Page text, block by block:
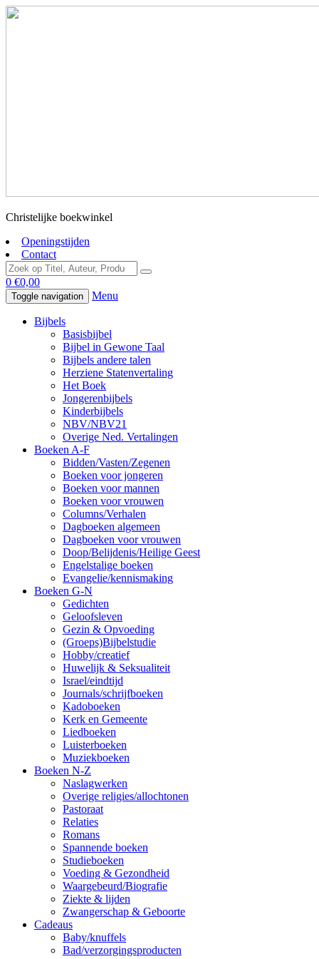
Christelijke boekwinkel
Openingstijden
Contact
0 €0,00
Toggle navigation Menu
Bijbels
Basisbijbel
Bijbel in Gewone Taal
Bijbels andere talen
Herziene Statenvertaling
Het Boek
Jongerenbijbels
Kinderbijbels
NBV/NBV21
Overige Ned. Vertalingen
Boeken A-F
Bidden/Vasten/Zegenen
Boeken voor jongeren
Boeken voor mannen
Boeken voor vrouwen
Columns/Verhalen
Dagboeken algemeen
Dagboeken voor vrouwen
Doop/Belijdenis/Heilige Geest
Engelstalige boeken
Evangelie/kennismaking
Boeken G-N
Gedichten
Geloofsleven
Gezin & Opvoeding
(Groeps)Bijbelstudie
Hobby/creatief
Huwelijk & Seksualiteit
Israel/eindtijd
Journals/schrijfboeken
Kadoboeken
Kerk en Gemeente
Liedboeken
Luisterboeken
Muziekboeken
Boeken N-Z
Naslagwerken
Overige religies/allochtonen
Pastoraat
Relaties
Romans
Spannende boeken
Studieboeken
Voeding & Gezondheid
Waargebeurd/Biografie
Ziekte & lijden
Zwangerschap & Geboorte
Cadeaus
Baby/knuffels
Bad/verzorgingsproducten